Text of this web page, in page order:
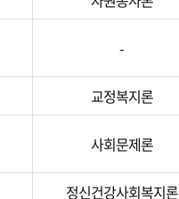
-
교정복지론
사회문제론
정신건강사회복지론